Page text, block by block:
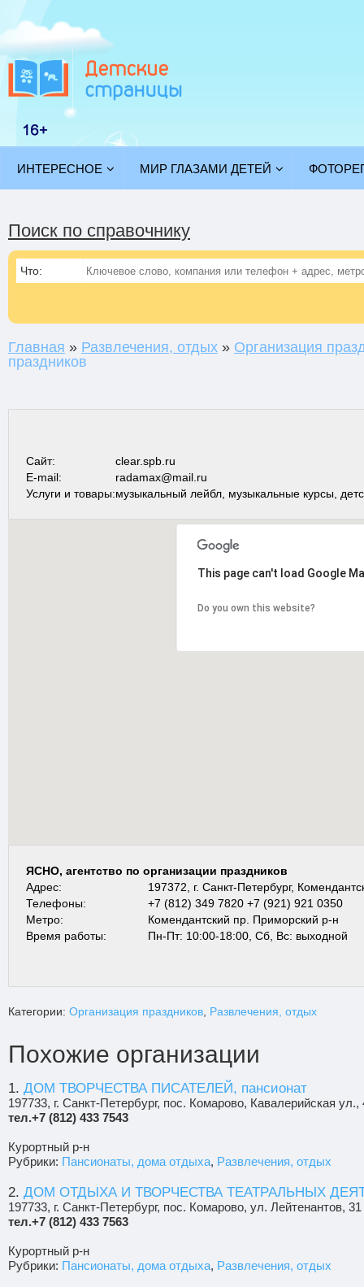
ИНТЕРЕСНОЕ МИР ГЛАЗАМИ ДЕТЕЙ
Поиск по справочнику
Что:
Главная » Развлечения, отдых » Организация
праздников
Сайт:
clear.spb.ru
E-mail:
radamax@mail.ru
Услуги и товары:музыкальный лейбл, музыкальные курсы,
This page can't load Google
Do you own this website?
ЯСНО, агентство по организации праздников
Адрес:
197372, г. Санкт-Петербург,
Телефоны:
+7 (812) 349 7820 +7 (921) 921 0350
Метро:
Комендантский пр. Приморский р-н
Время работы:
Пн-Пт: 10:00-18:00, Сб, Вс: выходной
Категории: Организация праздников Развлечения, отдых
Похожие организации
1. ДОМ ТВОРЧЕСТВА ПИСАТЕЛЕЙ, пансионат
197733, г. Санкт-Петербург, пос. Комарово, Кавалерийская ул.,
тел.+7 (812) 433 7543
Курортный р-н
Рубрики: Пансионаты, дома отдыха, Развлечения, отдых
2. ДОМ ОТДЫХА И ТВОРЧЕСТВА ТЕАТРАЛЬНЫХ
197733, г. Санкт-Петербург, пос. Комарово, ул. Лейтенантов, 31
тел.+7 (812) 433 7563
Курортный р-н
Рубрики: Пансионаты, дома отдыха, Развлечения, отдых